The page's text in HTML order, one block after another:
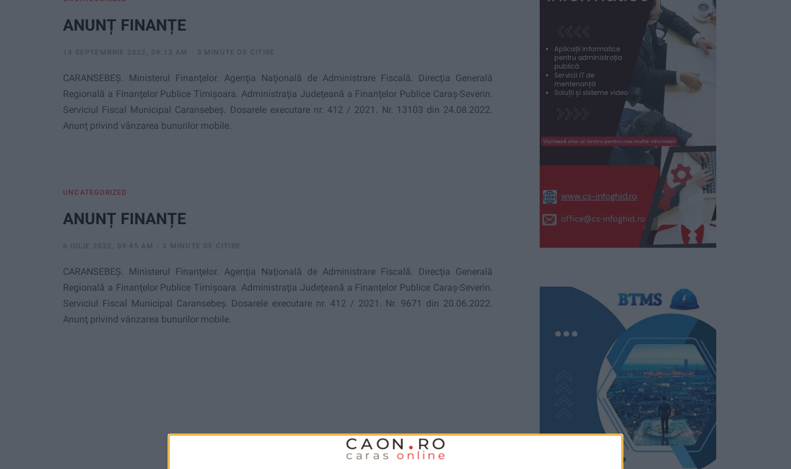
ANUNȚ FINANȚE
14 SEPTEMBRIE 2022, 09:13 AM 3 MINUTE DE CITIRE
CARANSEBEȘ. Ministerul Finanţelor. Agenţia Naţională de Administrare Fiscală. Direcţia Generală
Regională a Finanţelor Publice Timişoara. Administraţia Judeţeană a Finanţelor Publice Caraş-Severin.
Serviciul Fiscal Municipal Caransebeş. Dosarele executare nr. 412 / 2021. Nr. 13103 din 24.08.2022.
Anunţ privind vânzarea bunurilor mobile.
UNCATEGORIZED
ANUNȚ FINANȚE
6 IULIE 2022, 09:45 AM 3 MINUTE DE CITIRE
CARANSEBEȘ. Ministerul Finanţelor. Agenţia Naţională de Administrare Fiscală. Direcţia Generală
Regională a Finanţelor Publice Timişoara. Administraţia Judeţeană a Finanţelor Publice Caraş-Severin.
Serviciul Fiscal Municipal Caransebeş. Dosarele executare nr. 412 / 2021. Nr. 9671 din 20.06.2022.
Anunţ privind vânzarea bunurilor mobile.